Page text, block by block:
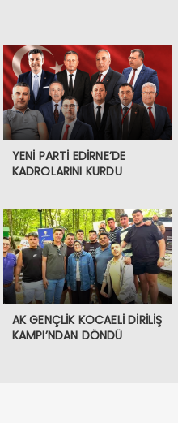
YENİ PARTİ EDİRNE’DE
KADROLARINI KURDU
AK GENÇLİK KOCAELİ DİRİLİŞ
KAMPI’NDAN DÖNDÜ